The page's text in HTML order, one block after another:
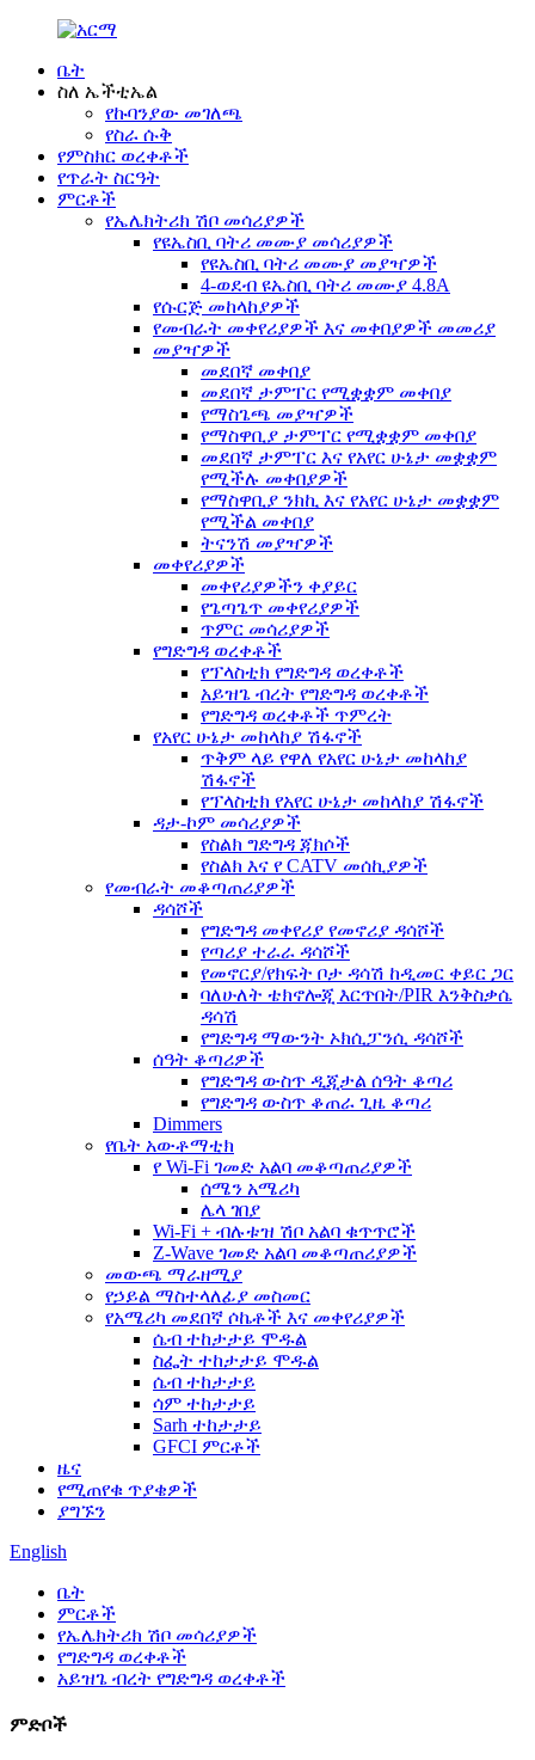
ቤት
ስለ ኤችቲኤል
የኩባንያው መገለጫ
የስራ ሱቅ
የምስክር ወረቀቶች
የጥራት ስርዓት
ምርቶች
የኤሌክትሪክ ሽቦ መሳሪያዎች
የዩኤስቢ ባትሪ መሙያ መሳሪያዎች
የዩኤስቢ ባትሪ መሙያ መያዣዎች
4-ወደብ ዩኤስቢ ባትሪ መሙያ 4.8A
የሱርጅ መከላከያዎች
የመብራት መቀየሪያዎች እና መቀበያዎች መመሪያ
መያዣዎች
መደበኛ መቀበያ
መደበኛ ታምፐር የሚቋቋም መቀበያ
የማስጌጫ መያዣዎች
የማስዋቢያ ታምፐር የሚቋቋም መቀበያ
መደበኛ ታምፐር እና የአየር ሁኔታ መቋቋም
የሚችሉ መቀበያዎች
የማስዋቢያ ንክኪ እና የአየር ሁኔታ መቋቋም
የሚችል መቀበያ
ትናንሽ መያዣዎች
መቀየሪያዎች
መቀየሪያዎችን ቀያይር
የጌጣጌጥ መቀየሪያዎች
ጥምር መሳሪያዎች
የግድግዳ ወረቀቶች
የፕላስቲክ የግድግዳ ወረቀቶች
አይዝጌ ብረት የግድግዳ ወረቀቶች
የግድግዳ ወረቀቶች ጥምረት
የአየር ሁኔታ መከላከያ ሽፋኖች
ጥቅም ላይ የዋለ የአየር ሁኔታ መከላከያ
ሽፋኖች
የፕላስቲክ የአየር ሁኔታ መከላከያ ሽፋኖች
ዳታ-ኮም መሳሪያዎች
የስልክ ግድግዳ ጃክሶች
የስልክ እና የ CATV መሰኪያዎች
የመብራት መቆጣጠሪያዎች
ዳሳሾች
የግድግዳ መቀየሪያ የመኖሪያ ዳሳሾች
የጣሪያ ተራራ ዳሳሾች
የመኖርያ/የክፍት ቦታ ዳሳሽ ከዲመር ቀይር ጋር
ባለሁለት ቴክኖሎጂ እርጥበት/PIR እንቅስቃሴ
ዳሳሽ
የግድግዳ ማውንት ኦክሲፓንሲ ዳሳሾች
ሰዓት ቆጣሪዎች
የግድግዳ ውስጥ ዲጂታል ሰዓት ቆጣሪ
የግድግዳ ውስጥ ቆጠራ ጊዜ ቆጣሪ
Dimmers
የቤት አውቶማቲክ
የ Wi-Fi ገመድ አልባ መቆጣጠሪያዎች
ሰሜን አሜሪካ
ሌላ ገበያ
Wi-Fi + ብሉቱዝ ሽቦ አልባ ቁጥጥሮች
Z-Wave ገመድ አልባ መቆጣጠሪያዎች
መውጫ ማራዘሚያ
የኃይል ማስተላለፊያ መስመር
የአሜሪካ መደበኛ ሶኬቶች እና መቀየሪያዎች
ሴብ ተከታታይ ሞዱል
ስፌት ተከታታይ ሞዱል
ሴብ ተከታታይ
ሳም ተከታታይ
Sarh ተከታታይ
GFCI ምርቶች
ዜና
የሚጠየቁ ጥያቄዎች
ያግኙን
English
ቤት
ምርቶች
የኤሌክትሪክ ሽቦ መሳሪያዎች
የግድግዳ ወረቀቶች
አይዝጌ ብረት የግድግዳ ወረቀቶች
ምድቦች